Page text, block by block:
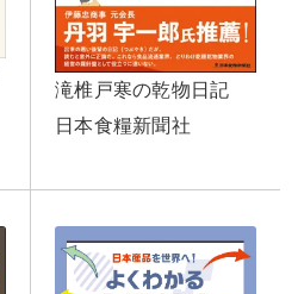
滝椎戸寒の乾物日記
日本食糧新聞社